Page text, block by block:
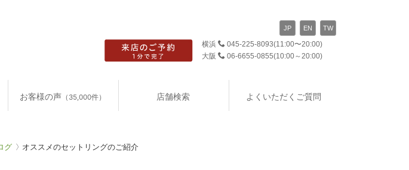
横浜 045-225-8093(11:00〜20:00)
大阪
06-6655-0855(10:00～20:00)
JP EN TW
お客様の声 （35,000件） 店舗検索 よくいただくご質問
グ オススメのセットリングのご紹介